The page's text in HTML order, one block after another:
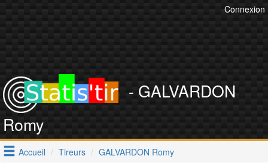
Connexion
- GALVARDON
Romy
Accueil Tireurs GALVARDON Romy